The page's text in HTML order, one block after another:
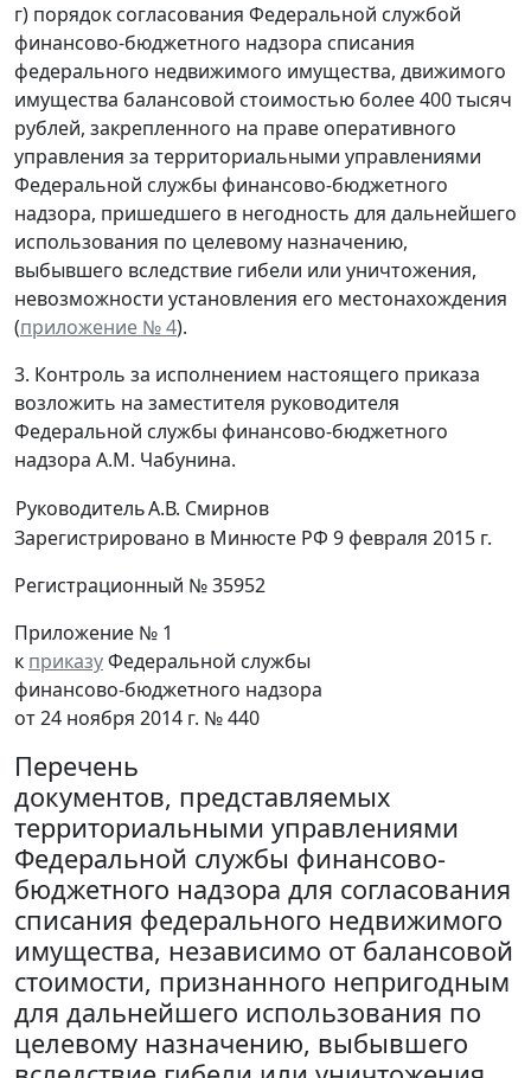
г) порядок согласования Федеральной службой
финансово-бюджетного надзора списания
федерального недвижимого имущества, движимого
имущества балансовой стоимостью более 400 тысяч
рублей, закрепленного на праве оперативного
управления за территориальными управлениями
Федеральной службы финансово-бюджетного
надзора, пришедшего в негодность для дальнейшего
использования по целевому назначению,
выбывшего вследствие гибели или уничтожения,
невозможности установления его местонахождения
(приложение № 4).
3. Контроль за исполнением настоящего приказа
возложить на заместителя руководителя
Федеральной службы финансово-бюджетного
надзора A.M. Чабунина.
РуководительА.В. Смирнов
Зарегистрировано в Минюсте РФ 9 февраля 2015 г.
Регистрационный № 35952
Приложение № 1
к приказуФедеральной службы
финансово-бюджетного надзора
от 24 ноября 2014 г. № 440
Перечень
документов, представляемых
территориальными управлениями
Федеральной службы финансово-
бюджетного надзора для согласования
списания федерального недвижимого
имущества, независимо от балансовой
стоимости, признанного непригодным
для дальнейшего использования по
целевому назначению, выбывшего